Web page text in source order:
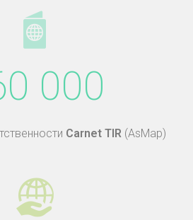
000
Carnet TIR (AsMap)